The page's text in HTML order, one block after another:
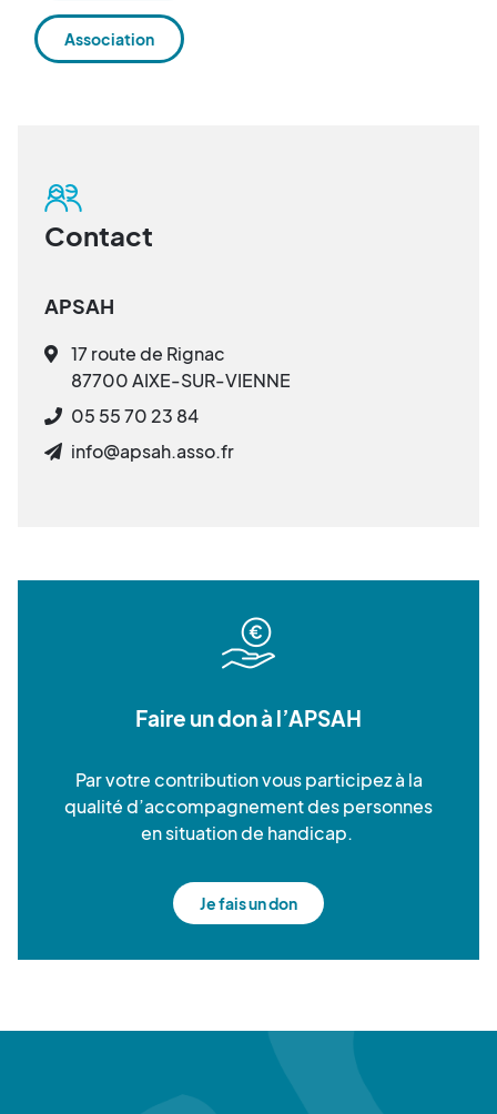
Association
Contact
APSAH
17 route de Rignac
87700 AIXE-SUR-VIENNE
05 55 70 23 84
info@apsah.asso.fr
Faire un don à l’APSAH
Par votre contribution vous participez à la
qualité d’accompagnement des personnes
en situation de handicap.
Je fais un don